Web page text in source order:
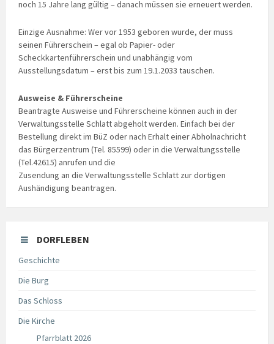
noch 15 Jahre lang gültig – danach müssen sie erneuert werden.
Einzige Ausnahme: Wer vor 1953 geboren wurde, der muss
seinen Führerschein – egal ob Papier- oder
Scheckkartenführerschein und unabhängig vom
Ausstellungsdatum – erst bis zum 19.1.2033 tauschen.
Ausweise & Führerscheine
Beantragte Ausweise und Führerscheine können auch in der
Verwaltungsstelle Schlatt abgeholt werden. Einfach bei der
Bestellung direkt im BüZ oder nach Erhalt einer Abholnachricht
das Bürgerzentrum (Tel. 85599) oder in die Verwaltungsstelle
(Tel.42615) anrufen und die
Zusendung an die Verwaltungsstelle Schlatt zur dortigen
Aushändigung beantragen.
DORFLEBEN
Geschichte
Die Burg
Das Schloss
Die Kirche
Pfarrblatt 2026